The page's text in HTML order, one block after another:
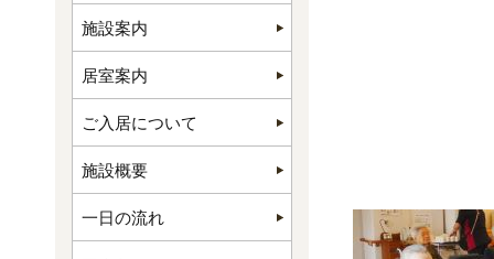
施設案内
居室案内
ご入居について
施設概要
一日の流れ